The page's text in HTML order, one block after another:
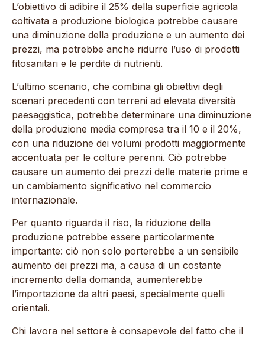
L’obiettivo di adibire il 25% della superficie agricola
coltivata a produzione biologica potrebbe causare
una diminuzione della produzione e un aumento dei
prezzi, ma potrebbe anche ridurre l’uso di prodotti
fitosanitari e le perdite di nutrienti.
L’ultimo scenario, che combina gli obiettivi degli
scenari precedenti con terreni ad elevata diversità
paesaggistica, potrebbe determinare una diminuzione
della produzione media compresa tra il 10 e il 20%,
con una riduzione dei volumi prodotti maggiormente
accentuata per le colture perenni. Ciò potrebbe
causare un aumento dei prezzi delle materie prime e
un cambiamento significativo nel commercio
internazionale.
Per quanto riguarda il riso, la riduzione della
produzione potrebbe essere particolarmente
importante: ciò non solo porterebbe a un sensibile
aumento dei prezzi ma, a causa di un costante
incremento della domanda, aumenterebbe
l’importazione da altri paesi, specialmente quelli
orientali.
Chi lavora nel settore è consapevole del fatto che il